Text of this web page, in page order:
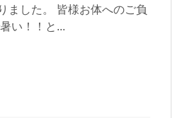
ました。 皆様お体へのご負
い！！と...